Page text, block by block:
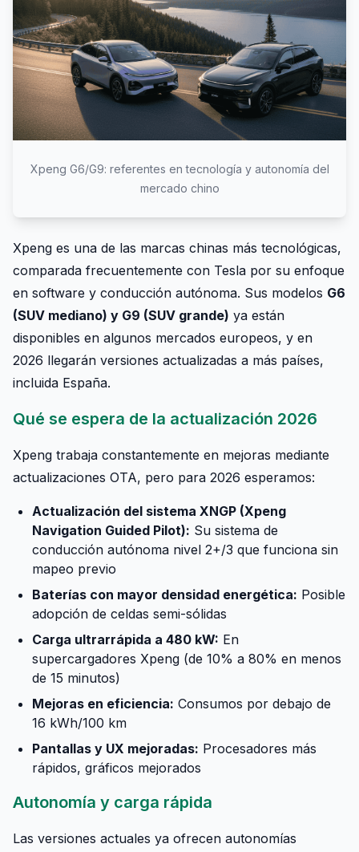
Xpeng G6/G9: referentes en tecnología y autonomía del
mercado chino
Xpeng es una de las marcas chinas más tecnológicas,
comparada frecuentemente con Tesla por su enfoque
en software y conducción autónoma. Sus modelos G6
(SUV mediano) y G9 (SUV grande) ya están
disponibles en algunos mercados europeos, y en
2026 llegarán versiones actualizadas a más países,
incluida España.
Qué se espera de la actualización 2026
Xpeng trabaja constantemente en mejoras mediante
actualizaciones OTA, pero para 2026 esperamos:
Actualización del sistema XNGP (Xpeng
Navigation Guided Pilot): Su sistema de
conducción autónoma nivel 2+/3 que funciona sin
mapeo previo
Baterías con mayor densidad energética: Posible
adopción de celdas semi-sólidas
Carga ultrarrápida a 480 kW: En
supercargadores Xpeng (de 10% a 80% en menos
de 15 minutos)
Mejoras en eficiencia: Consumos por debajo de
16 kWh/100 km
Pantallas y UX mejoradas: Procesadores más
rápidos, gráficos mejorados
Autonomía y carga rápida
Las versiones actuales ya ofrecen autonomías